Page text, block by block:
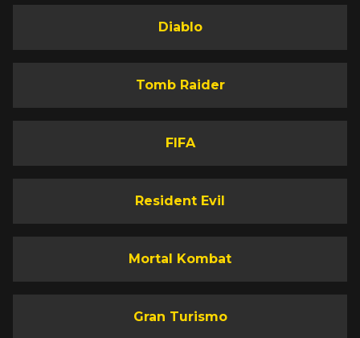
Diablo
Tomb Raider
FIFA
Resident Evil
Mortal Kombat
Gran Turismo